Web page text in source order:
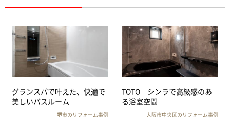
グランスパで叶えた、快適で
美しいバスルーム
堺市のリフォーム事例
TOTO シンラで高級感のあ
る浴室空間
大阪市中央区のリフォーム事例